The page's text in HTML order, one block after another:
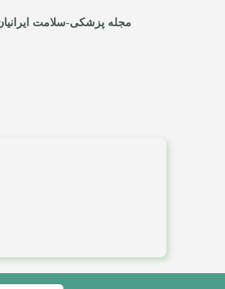
مجله پزشکی-سلامت